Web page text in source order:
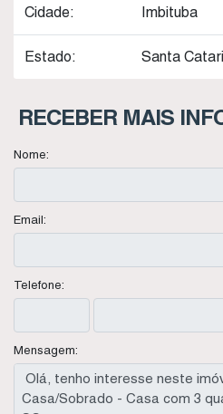
Cidade: Imbituba
Estado: Santa
RECEBER MAIS
Nome:
Email:
Telefone:
Mensagem: